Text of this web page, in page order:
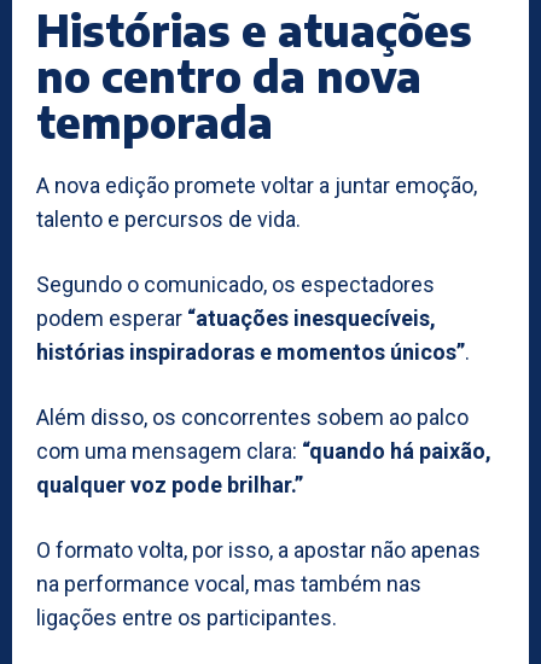
Histórias e atuações
no centro da nova
temporada
A nova edição promete voltar a juntar emoção,
talento e percursos de vida.
Segundo o comunicado, os espectadores
podem esperar “atuações inesquecíveis,
histórias inspiradoras e momentos únicos”.
Além disso, os concorrentes sobem ao palco
com uma mensagem clara: “quando há paixão,
qualquer voz pode brilhar.”
O formato volta, por isso, a apostar não apenas
na performance vocal, mas também nas
ligações entre os participantes.